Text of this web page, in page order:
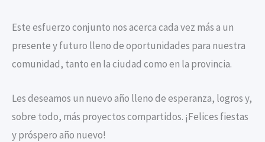
Este esfuerzo conjunto nos acerca cada vez más a un
presente y futuro lleno de oportunidades para nuestra
comunidad, tanto en la ciudad como en la provincia.
Les deseamos un nuevo año lleno de esperanza, logros y,
sobre todo, más proyectos compartidos. ¡Felices fiestas
y próspero año nuevo!